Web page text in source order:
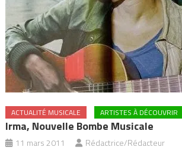
ACTUALITÉ MUSICALE ARTISTES À DÉCOUVRIR
Irma, Nouvelle Bombe Musicale
11 mars 2011
Rédactrice/Rédacteur